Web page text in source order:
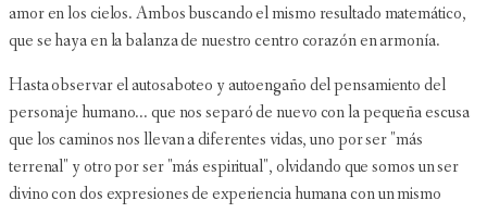
amor en los cielos. Ambos buscando el mismo resultado matemático,
que se haya en la balanza de nuestro centro corazón en armonía.
Hasta observar el autosaboteo y autoengaño del pensamiento del
personaje humano... que nos separó de nuevo con la pequeña escusa
que los caminos nos llevan a diferentes vidas, uno por ser "más
terrenal" y otro por ser "más espiritual", olvidando que somos un ser
divino con dos expresiones de experiencia humana con un mismo